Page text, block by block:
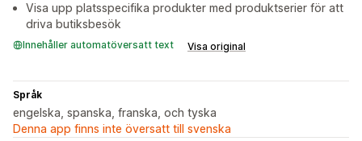
Visa upp platsspecifika produkter med produktserier för att
driva butiksbesök
Innehåller automatöversatt text Visa original
Språk
engelska, spanska, franska, och tyska
Denna app finns inte översatt till svenska